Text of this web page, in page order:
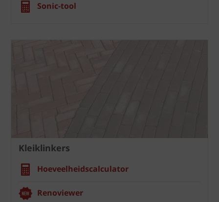
Sonic-tool
Kleiklinkers
Hoeveelheidscalculator
Renoviewer